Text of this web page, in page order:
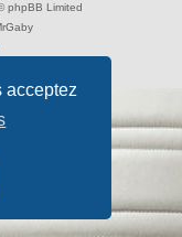
acceptez
phpBB Limited